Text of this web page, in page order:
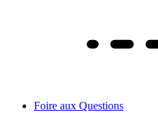
Foire aux Questions